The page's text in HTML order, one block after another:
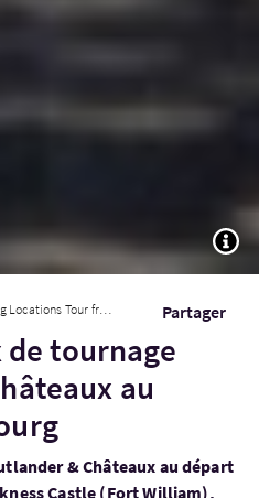
Tour from Edinburgh Partager
tournage
au
& Châteaux au départ
Castle (Fort William),